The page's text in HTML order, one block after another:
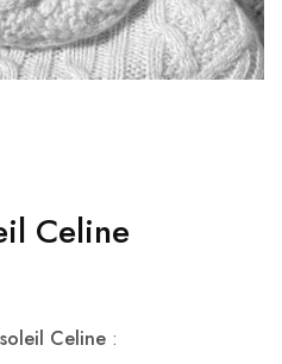
Celine
Celine :